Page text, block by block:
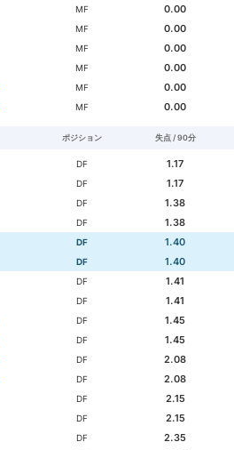
MF
0.00
MF
0.00
MF
0.00
MF
0.00
MF
0.00
MF 0.00
ポジション 失点 / 90分
DF
1.17
DF
1.17
DF
1.38
DF
1.38
DF
1.40
DF
1.40
DF
1.41
DF
1.41
DF
1.45
DF
1.45
DF
2.08
DF
2.08
DF
2.15
DF
2.15
DF
2.35